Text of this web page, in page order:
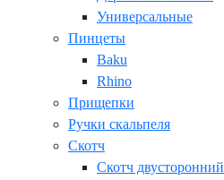
Универсальные
Пинцеты
Baku
Rhino
Прищепки
Ручки скальпеля
Скотч
Скотч двусторонний